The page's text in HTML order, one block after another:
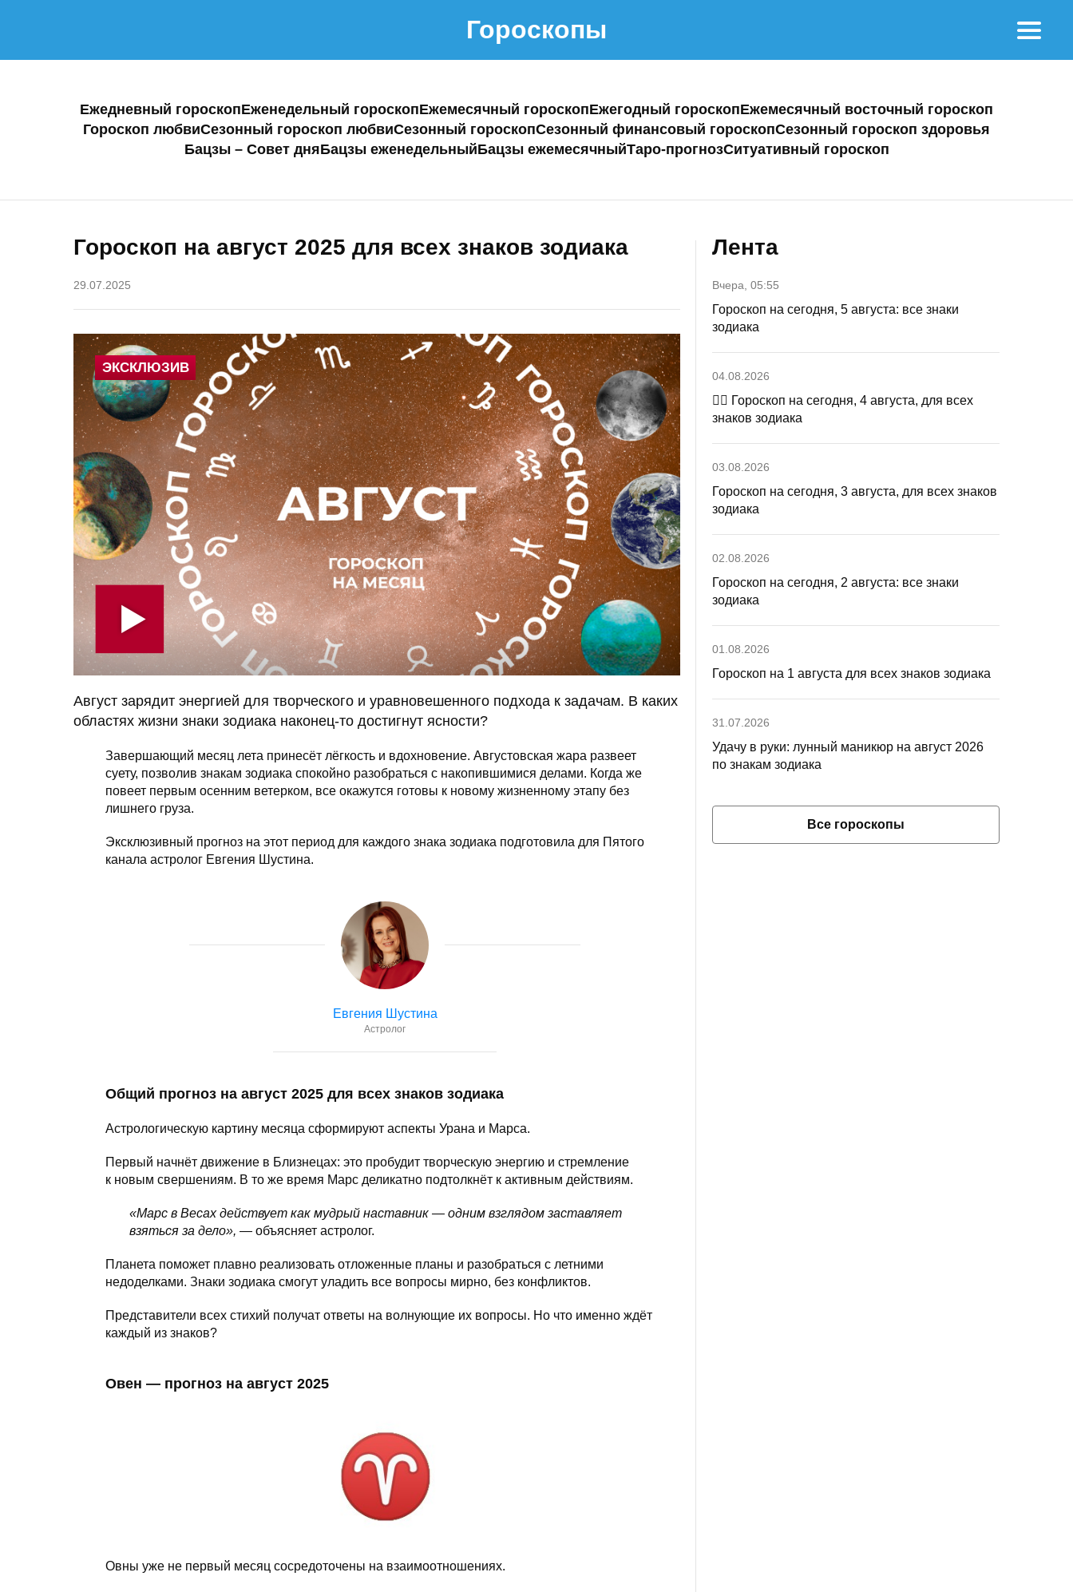
Гороскопы
Ежедневный гороскопЕженедельный гороскопЕжемесячный гороскопЕжегодный гороскопЕжемесячный восточный гороскоп
Гороскоп любвиСезонный гороскоп любвиСезонный гороскопСезонный финансовый гороскопСезонный гороскоп здоровья
Бацзы – Совет дняБацзы еженедельныйБацзы ежемесячныйТаро-прогнозСитуативный гороскоп
Гороскоп на август 2025 для всех знаков зодиака
29.07.2025
Август зарядит энергией для творческого и уравновешенного подхода к задачам. В каких
областях жизни знаки зодиака наконец-то достигнут ясности?
Завершающий месяц лета принесёт лёгкость и вдохновение. Августовская жара развеет
суету, позволив знакам зодиака спокойно разобраться с накопившимися делами. Когда же
повеет первым осенним ветерком, все окажутся готовы к новому жизненному этапу без
лишнего груза.
Эксклюзивный прогноз на этот период для каждого знака зодиака подготовила для Пятого
канала астролог Евгения Шустина.
Евгения Шустина
Астролог
Общий прогноз на август 2025 для всех знаков зодиака
Астрологическую картину месяца сформируют аспекты Урана и Марса.
Первый начнёт движение в Близнецах: это пробудит творческую энергию и стремление
к новым свершениям. В то же время Марс деликатно подтолкнёт к активным действиям.
«Марс в Весах действует как мудрый наставник — одним взглядом заставляет
взяться за дело», — объясняет астролог.
Планета поможет плавно реализовать отложенные планы и разобраться с летними
недоделками. Знаки зодиака смогут уладить все вопросы мирно, без конфликтов.
Представители всех стихий получат ответы на волнующие их вопросы. Но что именно ждёт
каждый из знаков?
Овен — прогноз на август 2025
Овны уже не первый месяц сосредоточены на взаимоотношениях.
Лента
Вчера, 05:55
Гороскоп на сегодня, 5 августа: все знаки
зодиака
04.08.2026
🧙‍♀ Гороскоп на сегодня, 4 августа, для всех
знаков зодиака
03.08.2026
Гороскоп на сегодня, 3 августа, для всех знаков
зодиака
02.08.2026
Гороскоп на сегодня, 2 августа: все знаки
зодиака
01.08.2026
Гороскоп на 1 августа для всех знаков зодиака
31.07.2026
Удачу в руки: лунный маникюр на август 2026
по знакам зодиака
Все гороскопы